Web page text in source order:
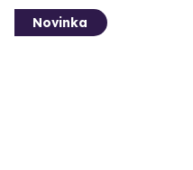
Novinka